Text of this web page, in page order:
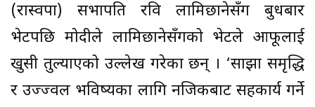
(रास्वपा) सभापति रवि लामिछानेसँग बुधबार
भेटपछि मोदीले लामिछानेसँगको भेटले आफूलाई
खुसी तुल्याएको उल्लेख गरेका छन् । ‘साझा समृद्धि
र उज्ज्वल भविष्यका लागि नजिकबाट सहकार्य गर्ने